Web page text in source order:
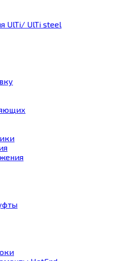
UlTi/ UlTi steel